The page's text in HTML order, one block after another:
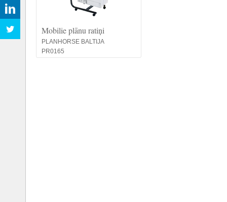
Mobilie plānu ratiņi
PLANHORSE BALTIJA
PR0165